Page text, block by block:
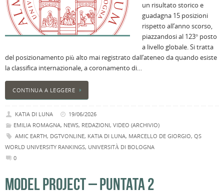
un risultato storico e
guadagna 15 posizioni
rispetto all’anno scorso,
piazzandosi al 123° posto
a livello globale. Si tratta
del posizionamento più alto mai registrato dall’ateneo da quando esiste
la classifica internazionale, a coronamento di…
CONTINUA A LEGGERE
KATIA DI LUNA
19/06/2026
EMILIA ROMAGNA, NEWS, REDAZIONI, VIDEO (ARCHIVIO)
AMIC EARTH, DGTVONLINE, KATIA DI LUNA, MARCELLO DE GIORGIO, QS
WORLD UNIVERSITY RANKINGS, UNIVERSITÀ DI BOLOGNA
0
MODEL PROJECT – PUNTATA 2